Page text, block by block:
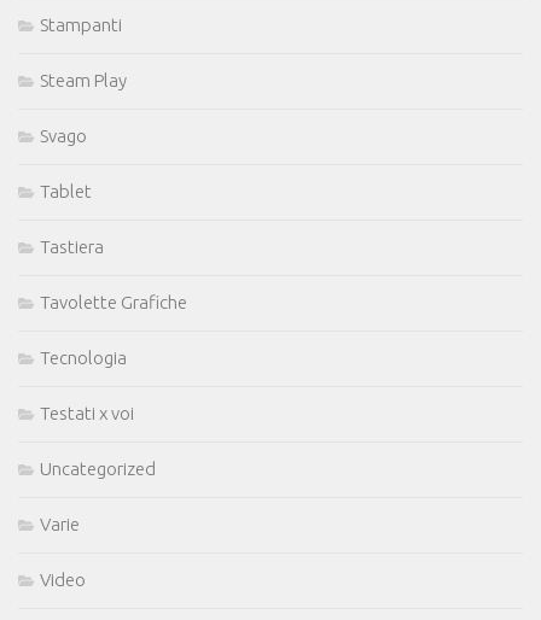
Stampanti
Steam Play
Svago
Tablet
Tastiera
Tavolette Grafiche
Tecnologia
Testati x voi
Uncategorized
Varie
Video